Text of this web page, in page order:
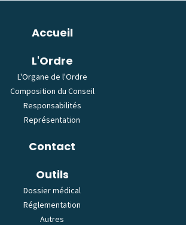
Accueil
L'Ordre
L'Organe de l'Ordre
Composition du Conseil
Responsabilités
Représentation
Contact
Outils
Dossier médical
Réglementation
Autres